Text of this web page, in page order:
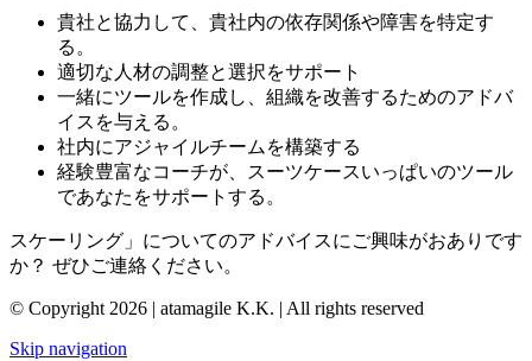
貴社と協力して、貴社内の依存関係や障害を特定す
る。
適切な人材の調整と選択をサポート
一緒にツールを作成し、組織を改善するためのアドバ
イスを与える。
社内にアジャイルチームを構築する
経験豊富なコーチが、スーツケースいっぱいのツール
であなたをサポートする。
スケーリング」についてのアドバイスにご興味がおありです
か？ ぜひご連絡ください。
© Copyright 2026 | atamagile K.K. | All rights reserved
Skip navigation